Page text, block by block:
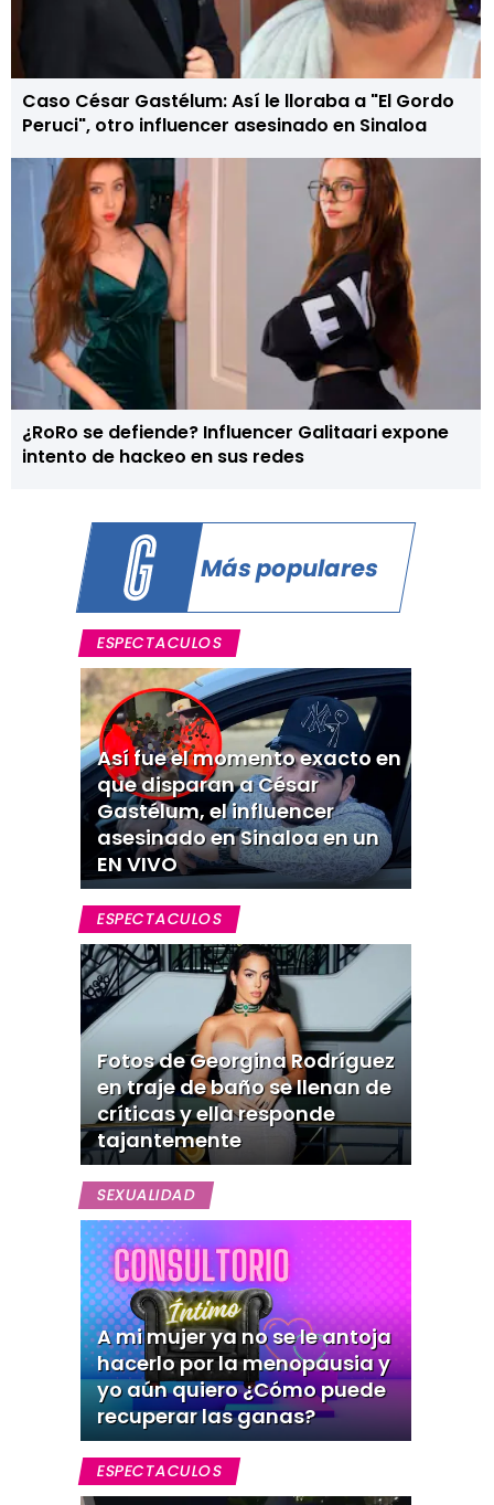
Caso César Gastélum: Así le lloraba a "El Gordo
Peruci", otro influencer asesinado en Sinaloa
¿RoRo se defiende? Influencer Galitaari expone
intento de hackeo en sus redes
Más populares
ESPECTACULOS
Así fue el momento exacto en
que disparan a César
Gastélum, el influencer
asesinado en Sinaloa en un
EN VIVO
ESPECTACULOS
Fotos de Georgina Rodríguez
en traje de baño se llenan de
críticas y ella responde
tajantemente
SEXUALIDAD
A mi mujer ya no se le antoja
hacerlo por la menopausia y
yo aún quiero ¿Cómo puede
recuperar las ganas?
ESPECTACULOS